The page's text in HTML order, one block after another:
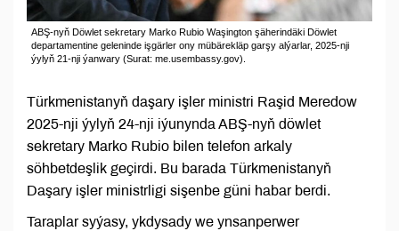
ABŞ-nyň Döwlet sekretary Marko Rubio Waşington şäherindäki Döwlet
departamentine geleninde işgärler ony mübärekläp garşy alýarlar, 2025-nji
ýylyň 21-nji ýanwary (Surat: me.usembassy.gov).
Türkmenistanyň daşary işler ministri Raşid Meredow
2025-nji ýylyň 24-nji iýunynda ABŞ-nyň döwlet
sekretary Marko Rubio bilen telefon arkaly
söhbetdeşlik geçirdi. Bu barada Türkmenistanyň
Daşary işler ministrligi sişenbe güni habar berdi.
Taraplar syýasy, ykdysady we ynsanperwer